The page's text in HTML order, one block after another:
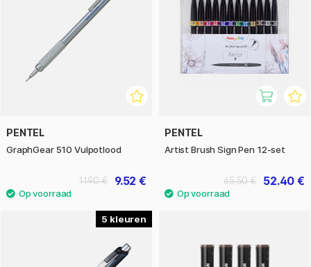
PENTEL
GraphGear 510 Vulpotlood
9.52 €
11.90 €
PENTEL
Artist Brush Sign Pen 12-set
52.40 €
65.50 €
5